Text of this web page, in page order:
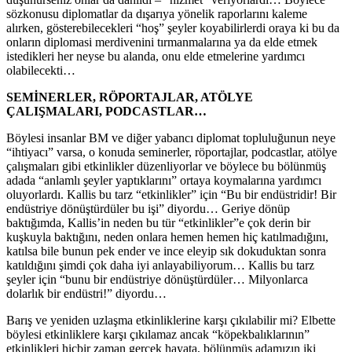
sözkonusu diplomatlar da dışarıya yönelik raporlarını kaleme
alırken, gösterebilecekleri “hoş” şeyler koyabilirlerdi oraya ki bu da
onların diplomasi merdivenini tırmanmalarına ya da elde etmek
istedikleri her neyse bu alanda, onu elde etmelerine yardımcı
olabilecekti…
SEMİNERLER, RÖPORTAJLAR, ATÖLYE
ÇALIŞMALARI, PODCASTLAR…
Böylesi insanlar BM ve diğer yabancı diplomat topluluğunun neye
“ihtiyacı” varsa, o konuda seminerler, röportajlar, podcastlar, atölye
çalışmaları gibi etkinlikler düzenliyorlar ve böylece bu bölünmüş
adada “anlamlı şeyler yaptıklarını” ortaya koymalarına yardımcı
oluyorlardı. Kallis bu tarz “etkinlikler” için “Bu bir endüstridir! Bir
endüstriye dönüştürdüler bu işi” diyordu… Geriye dönüp
baktığımda, Kallis’in neden bu tür “etkinlikler”e çok derin bir
kuşkuyla baktığını, neden onlara hemen hemen hiç katılmadığını,
katılsa bile bunun pek ender ve ince eleyip sık dokuduktan sonra
katıldığını şimdi çok daha iyi anlayabiliyorum… Kallis bu tarz
şeyler için “bunu bir endüstriye dönüştürdüler… Milyonlarca
dolarlık bir endüstri!” diyordu…
Barış ve yeniden uzlaşma etkinliklerine karşı çıkılabilir mi? Elbette
böylesi etkinliklere karşı çıkılamaz ancak “köpekbalıklarının”
etkinlikleri hiçbir zaman gerçek hayata, bölünmüş adamızın iki